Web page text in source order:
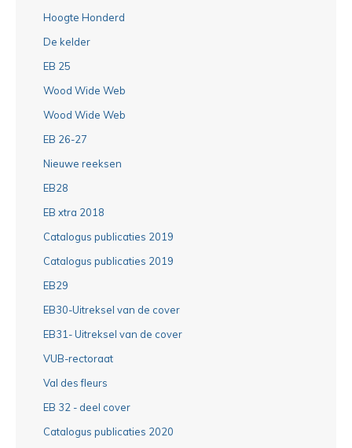
Hoogte Honderd
De kelder
EB 25
Wood Wide Web
Wood Wide Web
EB 26-27
Nieuwe reeksen
EB28
EB xtra 2018
Catalogus publicaties 2019
Catalogus publicaties 2019
EB29
EB30-Uitreksel van de cover
EB31- Uitreksel van de cover
VUB-rectoraat
Val des fleurs
EB 32 - deel cover
Catalogus publicaties 2020